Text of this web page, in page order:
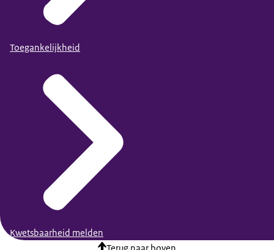
Toegankelijkheid
Kwetsbaarheid melden